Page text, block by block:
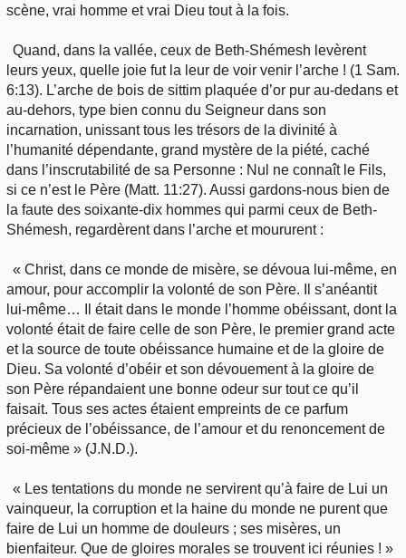
scène, vrai homme et vrai Dieu tout à la fois.
Quand, dans la vallée, ceux de Beth-Shémesh levèrent
leurs yeux, quelle joie fut la leur de voir venir l’arche ! (1 Sam.
6:13). L’arche de bois de sittim plaquée d’or pur au-dedans et
au-dehors, type bien connu du Seigneur dans son
incarnation, unissant tous les trésors de la divinité à
l’humanité dépendante, grand mystère de la piété, caché
dans l’inscrutabilité de sa Personne : Nul ne connaît le Fils,
si ce n’est le Père (Matt. 11:27). Aussi gardons-nous bien de
la faute des soixante-dix hommes qui parmi ceux de Beth-
Shémesh, regardèrent dans l’arche et moururent :
« Christ, dans ce monde de misère, se dévoua lui-même, en
amour, pour accomplir la volonté de son Père. Il s’anéantit
lui-même… Il était dans le monde l’homme obéissant, dont la
volonté était de faire celle de son Père, le premier grand acte
et la source de toute obéissance humaine et de la gloire de
Dieu. Sa volonté d’obéir et son dévouement à la gloire de
son Père répandaient une bonne odeur sur tout ce qu’il
faisait. Tous ses actes étaient empreints de ce parfum
précieux de l’obéissance, de l’amour et du renoncement de
soi-même » (J.N.D.).
« Les tentations du monde ne servirent qu’à faire de Lui un
vainqueur, la corruption et la haine du monde ne purent que
faire de Lui un homme de douleurs ; ses misères, un
bienfaiteur. Que de gloires morales se trouvent ici réunies ! »